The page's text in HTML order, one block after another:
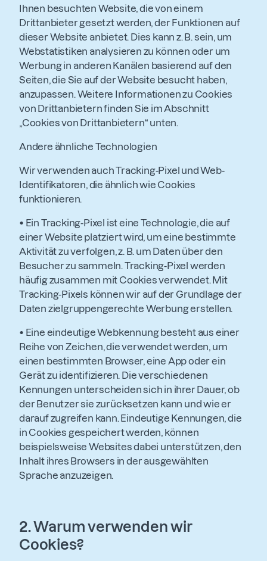
Ihnen besuchten Website, die von einem
Drittanbieter gesetzt werden, der Funktionen auf
dieser Website anbietet. Dies kann z. B. sein, um
Webstatistiken analysieren zu können oder um
Werbung in anderen Kanälen basierend auf den
Seiten, die Sie auf der Website besucht haben,
anzupassen. Weitere Informationen zu Cookies
von Drittanbietern finden Sie im Abschnitt
„Cookies von Drittanbietern“ unten.
Andere ähnliche Technologien
Wir verwenden auch Tracking-Pixel und Web-
Identifikatoren, die ähnlich wie Cookies
funktionieren.
• Ein Tracking-Pixel ist eine Technologie, die auf
einer Website platziert wird, um eine bestimmte
Aktivität zu verfolgen, z. B. um Daten über den
Besucher zu sammeln. Tracking-Pixel werden
häufig zusammen mit Cookies verwendet. Mit
Tracking-Pixels können wir auf der Grundlage der
Daten zielgruppengerechte Werbung erstellen.
• Eine eindeutige Webkennung besteht aus einer
Reihe von Zeichen, die verwendet werden, um
einen bestimmten Browser, eine App oder ein
Gerät zu identifizieren. Die verschiedenen
Kennungen unterscheiden sich in ihrer Dauer, ob
der Benutzer sie zurücksetzen kann und wie er
darauf zugreifen kann. Eindeutige Kennungen, die
in Cookies gespeichert werden, können
beispielsweise Websites dabei unterstützen, den
Inhalt ihres Browsers in der ausgewählten
Sprache anzuzeigen.
2.Warum verwenden wir
Cookies?